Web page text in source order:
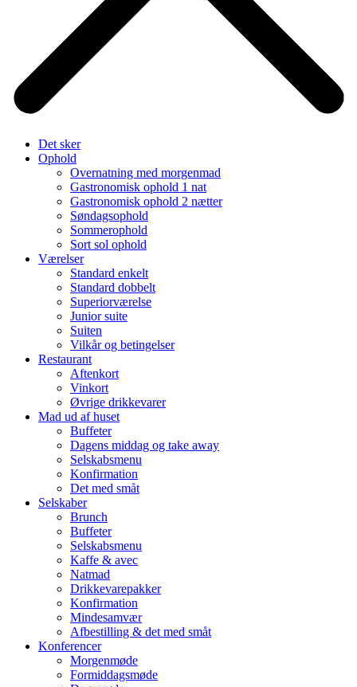
Det sker
Ophold
Overnatning med morgenmad
Gastronomisk ophold 1 nat
Gastronomisk ophold 2 nætter
Søndagsophold
Sommerophold
Sort sol ophold
Værelser
Standard enkelt
Standard dobbelt
Superiorværelse
Junior suite
Suiten
Vilkår og betingelser
Restaurant
Aftenkort
Vinkort
Øvrige drikkevarer
Mad ud af huset
Buffeter
Dagens middag og take away
Selskabsmenu
Konfirmation
Det med småt
Selskaber
Brunch
Buffeter
Selskabsmenu
Kaffe & avec
Natmad
Drikkevarepakker
Konfirmation
Mindesamvær
Afbestilling & det med småt
Konferencer
Morgenmøde
Formiddagsmøde